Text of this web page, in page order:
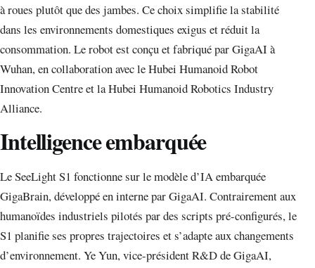
à roues plutôt que des jambes. Ce choix simplifie la stabilité
dans les environnements domestiques exigus et réduit la
consommation. Le robot est conçu et fabriqué par GigaAI à
Wuhan, en collaboration avec le Hubei Humanoid Robot
Innovation Centre et la Hubei Humanoid Robotics Industry
Alliance.
Intelligence embarquée
Le SeeLight S1 fonctionne sur le modèle d’IA embarquée
GigaBrain, développé en interne par GigaAI. Contrairement aux
humanoïdes industriels pilotés par des scripts pré-configurés, le
S1 planifie ses propres trajectoires et s’adapte aux changements
d’environnement. Ye Yun, vice-président R&D de GigaAI,